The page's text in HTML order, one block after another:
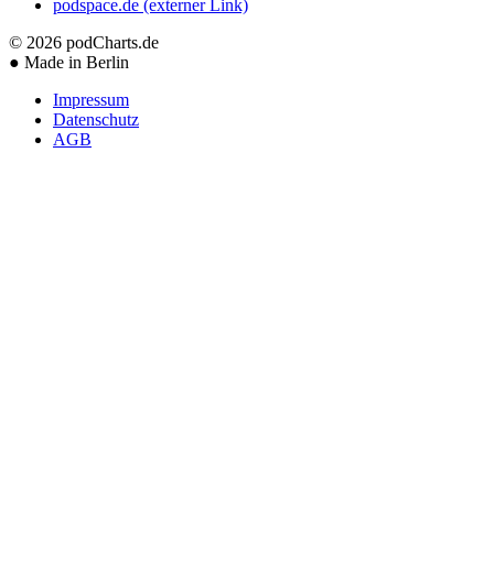
podspace.de (externer Link)
© 2026 podCharts.de
● Made in Berlin
Impressum
Datenschutz
AGB